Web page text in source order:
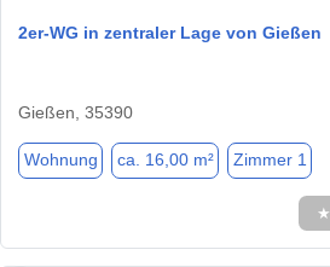
2er-WG in zentraler Lage von Gießen
Gießen, 35390
Wohnung ca. 16,00 m² Zimmer 1
★